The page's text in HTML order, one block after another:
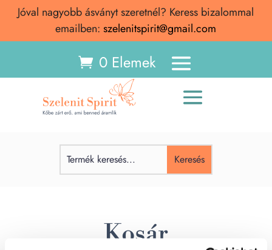
Jóval nagyobb ásványt szeretnél? Keress bizalommal
emailben: szelenitspirit@gmail.com
0 Elemek
Kosár